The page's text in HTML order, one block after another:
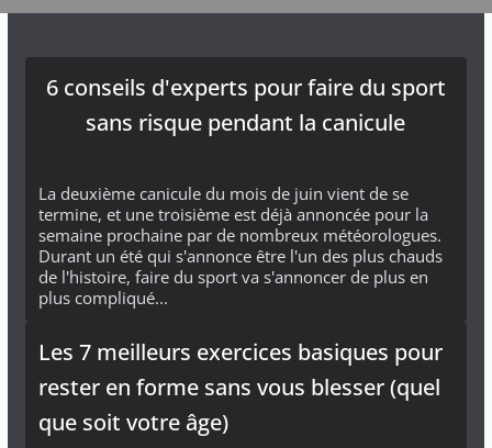
6 conseils d'experts pour faire du sport
sans risque pendant la canicule
La deuxième canicule du mois de juin vient de se
termine, et une troisième est déjà annoncée pour la
semaine prochaine par de nombreux météorologues.
Durant un été qui s'annonce être l'un des plus chauds
de l'histoire, faire du sport va s'annoncer de plus en
plus compliqué...
Les 7 meilleurs exercices basiques pour
rester en forme sans vous blesser (quel
que soit votre âge)